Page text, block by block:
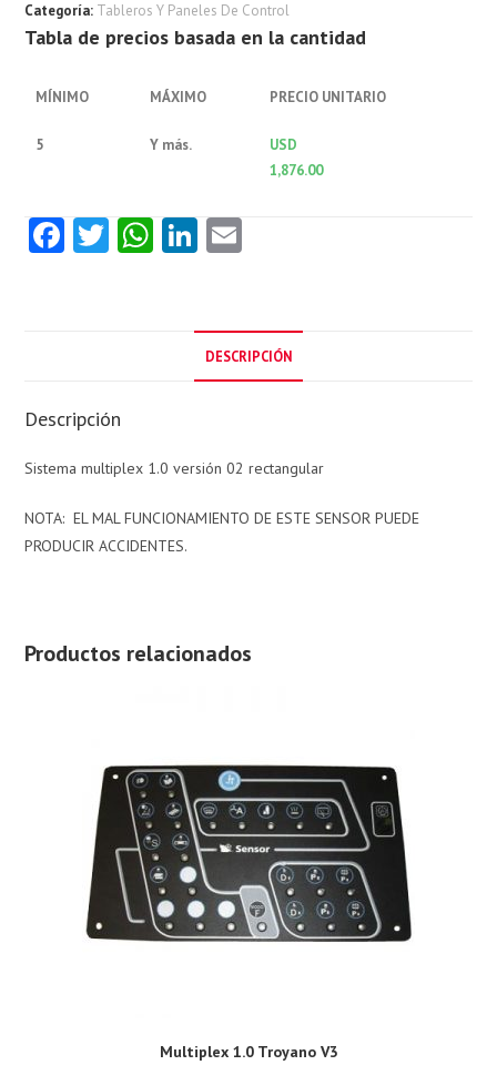
Categoría: Tableros Y Paneles De Control
Tabla de precios basada en la cantidad
MÍNIMO MÁXIMO PRECIO UNITARIO
5 Y más.
USD
1,876.00
Fa
k
T W Li
dI
n
l
DESCRIPCIÓN
Descripción
Sistema multiplex 1.0 versión 02 rectangular
NOTA: EL MAL FUNCIONAMIENTO DE ESTE SENSOR PUEDE
PRODUCIR ACCIDENTES.
Productos relacionados
Multiplex 1.0 Troyano V3